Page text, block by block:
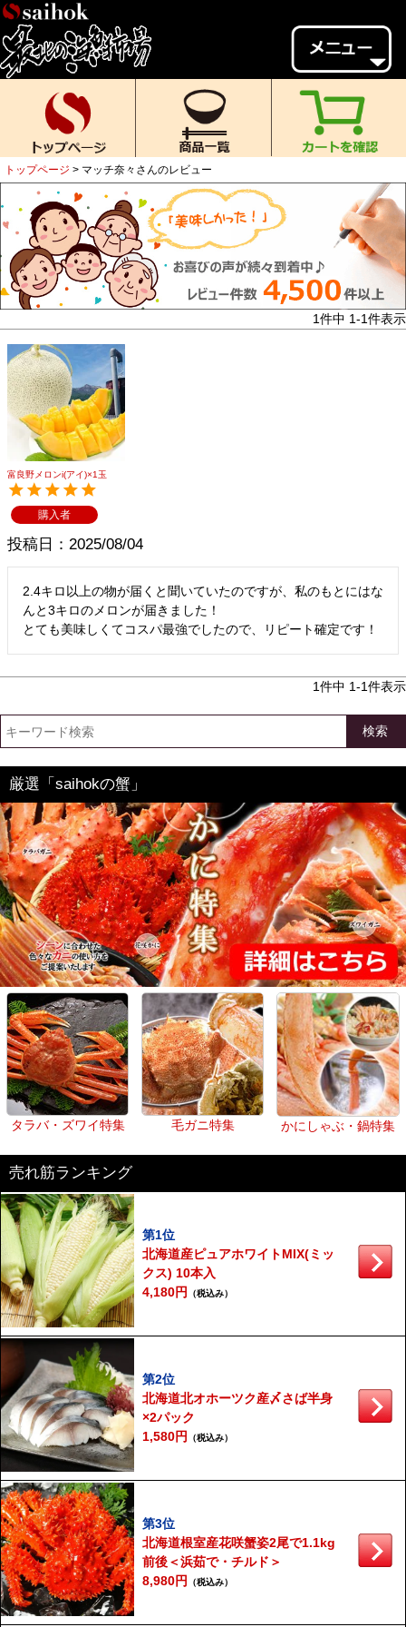
会員様メニュー
ゲスト
様、
いらっしゃいませ。
ご来店ありがとうございます。
新規会員登録
MYページ MYクーポン
ポイント履歴 お気に入り
レビュー投稿 閲覧履歴
当店について
初めての方へ
返品について
メルマガ登録
特定商取引法表示
トップページ マッチ奈々さんのレビュー
1件中 1-1件表示
富良野メロンi(アイ)×1玉
購入者
投稿日 2025/08/04
2.4キロ以上の物が届くと聞いていたのですが、私のもとにはな
んと3キロのメロンが届きました！
とても美味しくてコスパ最強でしたので、リピート確定です！
1件中 1-1件表示
検索
厳選「saihokの蟹」
タラバ・ズワイ特集 毛ガニ特集 かにしゃぶ・鍋特集
売れ筋ランキング
第1位
北海道産ピュアホワイトMIX(ミッ
クス) 10本入
4,180円
（税込み）
第2位
北海道北オホーツク産〆さば半身
×2パック
1,580円
（税込み）
第3位
北海道根室産花咲蟹姿2尾で1.1kg
前後＜浜茹で・チルド＞
8,980円
（税込み）